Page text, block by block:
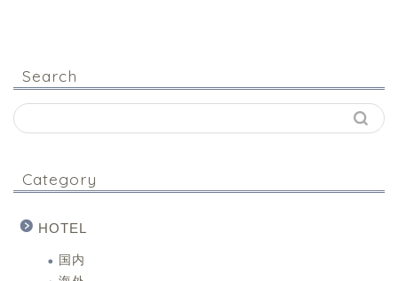
Search
Category
HOTEL
国内